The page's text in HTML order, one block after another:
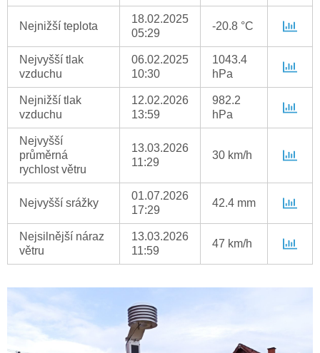
Nejnižší teplota
18.02.2025
05:29
-20.8 °C
Nejvyšší tlak
vzduchu
06.02.2025
10:30
1043.4
hPa
Nejnižší tlak
vzduchu
12.02.2026
13:59
982.2
hPa
Nejvyšší
průměrná
rychlost větru
13.03.2026
11:29
30 km/h
Nejvyšší srážky
01.07.2026
17:29
42.4 mm
Nejsilnější náraz
větru
13.03.2026
11:59
47 km/h